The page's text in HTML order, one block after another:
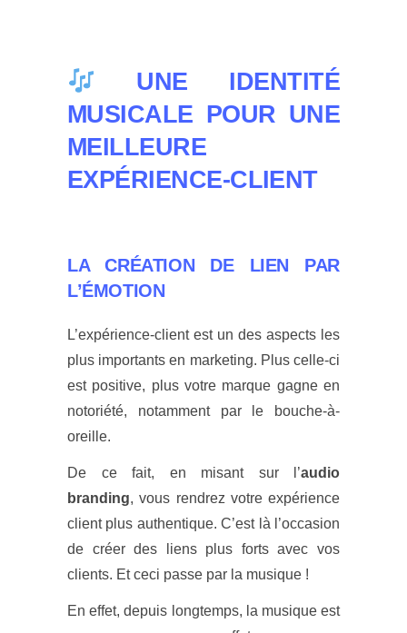
UNE IDENTITÉ
MUSICALE POUR UNE
MEILLEURE
EXPÉRIENCE-CLIENT
LA CRÉATION DE LIEN PAR
L’ÉMOTION
L’expérience-client est un des aspects les
plus importants en marketing. Plus celle-ci
est positive, plus votre marque gagne en
notoriété, notamment par le bouche-à-
oreille.
De ce fait, en misant sur l’audio
branding, vous rendrez votre expérience
client plus authentique. C’est là l’occasion
de créer des liens plus forts avec vos
clients. Et ceci passe par la musique !
En effet, depuis longtemps, la musique est